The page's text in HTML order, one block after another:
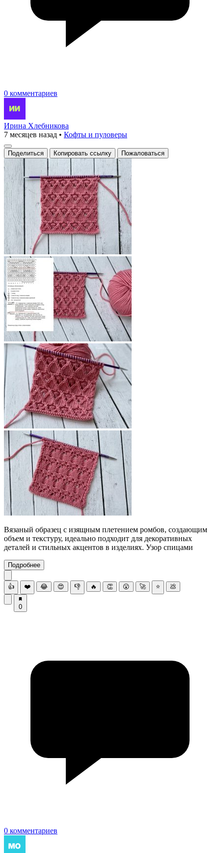
0 комментариев
Ирина Хлебникова
7 месяцев назад • Кофты и пуловеры
Поделиться Копировать ссылку Пожаловаться
Вязаный образец с изящным плетением ромбов, создающим
объем и текстуру, идеально подходит для декоративных
деталей и стильных акцентов в изделиях. Узор спицами
Подробнее
👍 ❤️ 😂 😍 👎 🔥 👏 😮 🚀 ⭐ 💩
0
0 комментариев